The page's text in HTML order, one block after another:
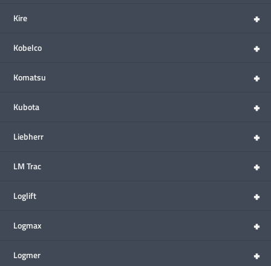
+
Kire
+
Kobelco
+
Komatsu
+
Kubota
+
Liebherr
+
LM Trac
+
Loglift
+
Logmax
+
Logmer